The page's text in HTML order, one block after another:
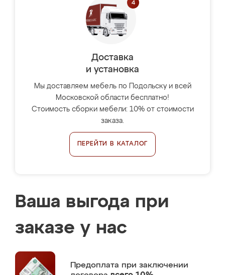
Доставка
и установка
Мы доставляем мебель по Подольску и всей
Московской области бесплатно!
Стоимость сборки мебели: 10% от стоимости
заказа.
ПЕРЕЙТИ В КАТАЛОГ
Ваша выгода при
заказе у нас
Предоплата при заключении